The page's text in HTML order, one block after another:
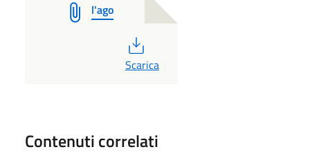
l'ago
PDF
Scarica
Contenuti correlati